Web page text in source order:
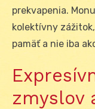
prekvapenia.
kolektívny
pamäť a nie iba
zmyslov